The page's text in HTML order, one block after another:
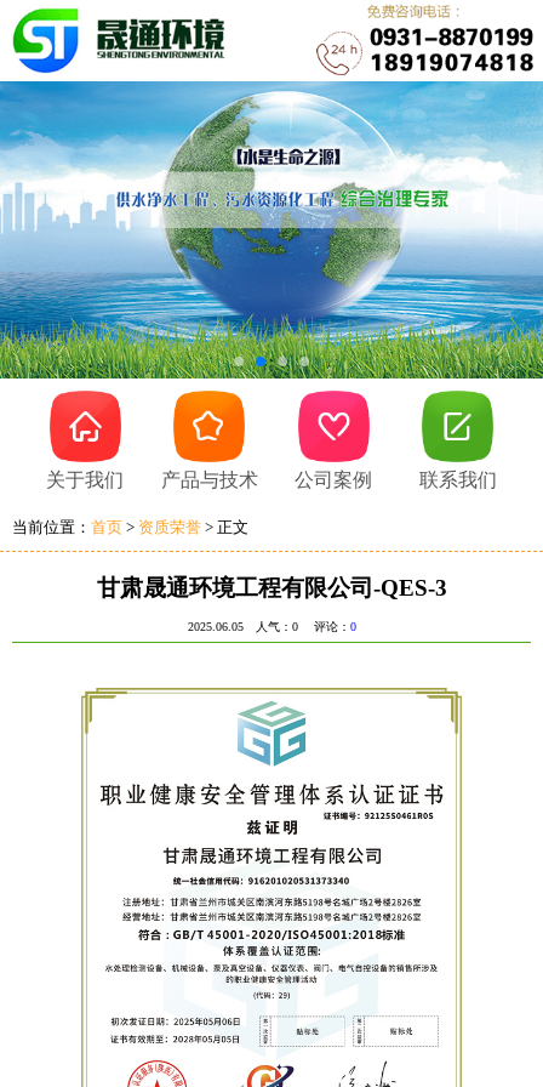
关于我们 产品与技术 公司案例 联系我们
当前位置： 首页 > 资质荣誉 > 正文
甘肃晟通环境工程有限公司-QES-3
2025.06.05 人气： 0评论： 0